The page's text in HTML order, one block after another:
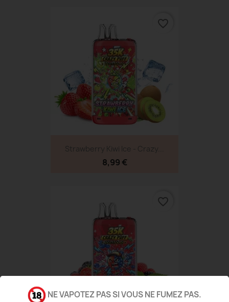
Strawberry Kiwi Ice - Crazy...
8,99 €
favorite_border
favorite_border
NE VAPOTEZ PAS SI VOUS NE FUMEZ PAS.